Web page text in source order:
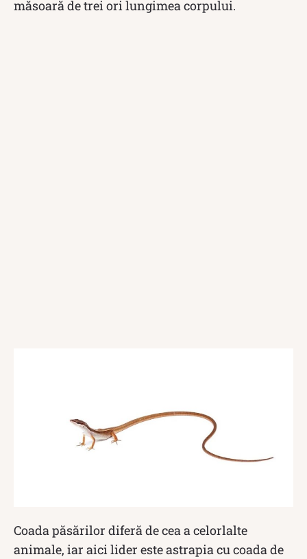
măsoară de trei ori lungimea corpului.
Coada păsărilor diferă de cea a celorlalte
animale, iar aici lider este astrapia cu coada de